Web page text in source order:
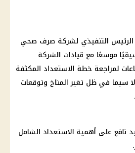
الرئيس التنفيذي لشركة صرف صحي
موسعًا مع قيادات الشركة
لمراجعة خطة الاستعداد المكثفة
سيما في ظل تغير المناخ وتوقعات
نافع على أهمية الاستعداد الشامل